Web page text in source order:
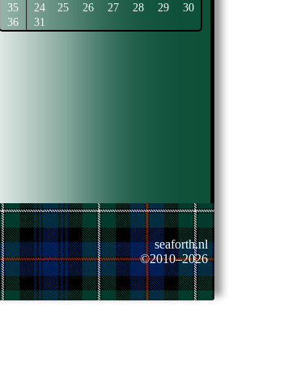
35
24 25 26 27 28 29
30
36
31
seaforth.nl
©2010–2026